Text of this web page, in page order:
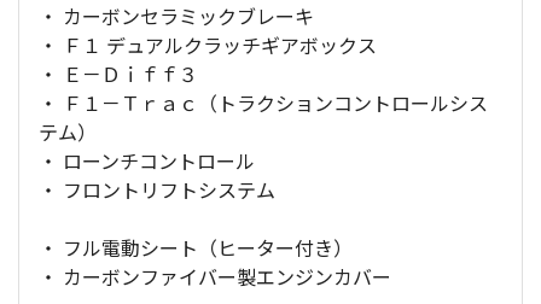
・ カーボンセラミックブレーキ
・ Ｆ１ デュアルクラッチギアボックス
・ Ｅ－Ｄｉｆｆ３
・ Ｆ１－Ｔｒａｃ（トラクションコントロールシス
テム）
・ ローンチコントロール
・ フロントリフトシステム
・ フル電動シート（ヒーター付き）
・ カーボンファイバー製エンジンカバー